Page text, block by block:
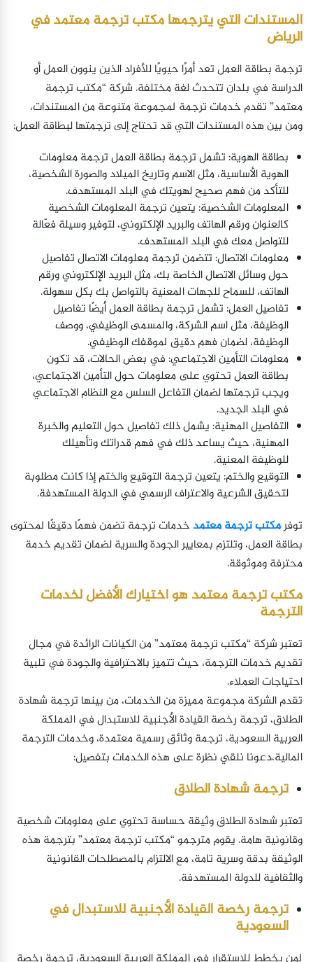
المستندات التي يترجمها مكتب ترجمة معتمد في
الرياض
ترجمة بطاقة العمل تعد أمرًا حيويًا للأفراد الذين ينوون العمل أو
الدراسة في بلدان تتحدث لغة مختلفة. شركة “مكتب ترجمة
معتمد” تقدم خدمات ترجمة لمجموعة متنوعة من المستندات،
ومن بين هذه المستندات التي قد تحتاج إلى ترجمتها لبطاقة العمل:
بطاقة الهوية: تشمل ترجمة بطاقة العمل ترجمة معلومات
الهوية الأساسية، مثل الاسم وتاريخ الميلاد والصورة الشخصية،
للتأكد من فهم صحيح لهويتك في البلد المستهدف.
المعلومات الشخصية: يتعين ترجمة المعلومات الشخصية
كالعنوان ورقم الهاتف والبريد الإلكتروني، لتوفير وسيلة فعّالة
للتواصل معك في البلد المستهدف.
معلومات الاتصال: تتضمن ترجمة معلومات الاتصال تفاصيل
حول وسائل الاتصال الخاصة بك، مثل البريد الإلكتروني ورقم
الهاتف، للسماح للجهات المعنية بالتواصل بك بكل سهولة.
تفاصيل العمل: تشمل ترجمة بطاقة العمل أيضًا تفاصيل
الوظيفة، مثل اسم الشركة، والمسمى الوظيفي، ووصف
الوظيفة، لضمان فهم دقيق لموقفك الوظيفي.
معلومات التأمين الاجتماعي: في بعض الحالات، قد تكون
بطاقة العمل تحتوي على معلومات حول التأمين الاجتماعي،
ويجب ترجمتها لضمان التفاعل السلس مع النظام الاجتماعي
في البلد الجديد.
التفاصيل المهنية: يشمل ذلك تفاصيل حول التعليم والخبرة
المهنية، حيث يساعد ذلك في فهم قدراتك وتأهيلك
للوظيفة المعنية.
التوقيع والختم: يتعين ترجمة التوقيع والختم إذا كانت مطلوبة
لتحقيق الشرعية والاعتراف الرسمي في الدولة المستهدفة.
توفرمكتب ترجمة معتمدخدمات ترجمة تضمن فهمًا دقيقًا لمحتوى
بطاقة العمل، وتلتزم بمعايير الجودة والسرية لضمان تقديم خدمة
محترفة وموثوقة.
مكتب ترجمة معتمد هو اختيارك الأفضل لخدمات
الترجمة
تعتبر شركة “مكتب ترجمة معتمد” من الكيانات الرائدة في مجال
تقديم خدمات الترجمة، حيث تتميز بالاحترافية والجودة في تلبية
احتياجات العملاء.
تقدم الشركة مجموعة مميزة من الخدمات، من بينها ترجمة شهادة
الطلاق، ترجمة رخصة القيادة الأجنبية للاستبدال في المملكة
العربية السعودية، ترجمة وثائق رسمية معتمدة، وخدمات الترجمة
المالية،دعونا نلقي نظرة على هذه الخدمات بتفصيل:
ترجمة شهادة الطلاق
تعتبر شهادة الطلاق وثيقة حساسة تحتوي على معلومات شخصية
وقانونية هامة. يقوم مترجمو “مكتب ترجمة معتمد” بترجمة هذه
الوثيقة بدقة وسرية تامة، مع الالتزام بالمصطلحات القانونية
والثقافية للدولة المستهدفة.
ترجمة رخصة القيادة الأجنبية للاستبدال في
السعودية